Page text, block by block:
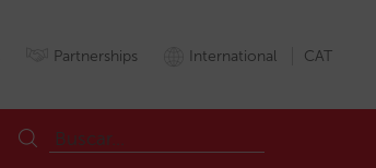
Partnerships International CAT